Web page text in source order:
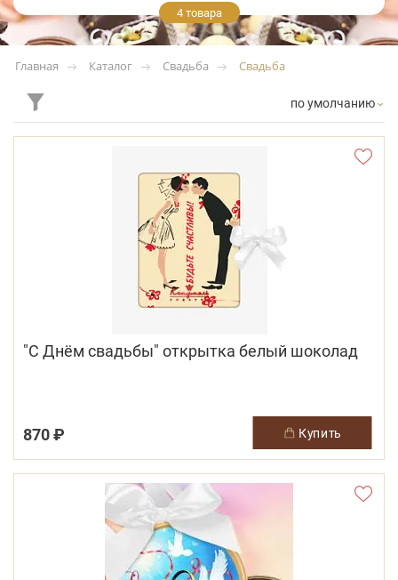
4 товара
Главная Каталог Свадьба Свадьба
по умолчанию
"С Днём свадьбы" открытка белый шоколад
870 ₽ купить